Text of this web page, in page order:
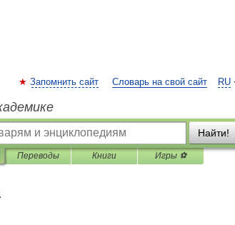
RU
Запомнить сайт Словарь на свой сайт
Найти!
Переводы Книги Игры ⚽